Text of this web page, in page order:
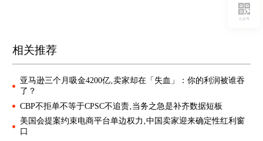
公众号
相关推荐
亚马逊三个月吸金4200亿‚卖家却在「失血」：你的利润被谁吞
了？
CBP不拒单不等于CPSC不追责‚当务之急是补齐数据短板
美国会提案约束电商平台单边权力‚中国卖家迎来确定性红利窗
口